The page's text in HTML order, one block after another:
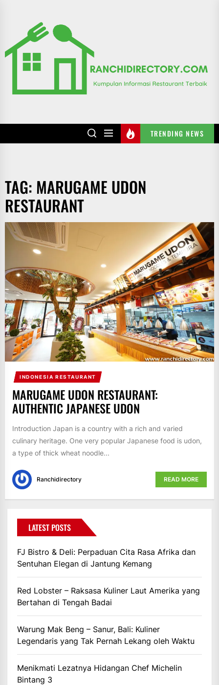
content
TRENDING NEWS
TAG: MARUGAME UDON
RESTAURANT
INDONESIA RESTAURANT
MARUGAME UDON RESTAURANT:
AUTHENTIC JAPANESE UDON
Introduction Japan is a country with a rich and varied
culinary heritage. One very popular Japanese food is udon,
a type of thick wheat noodle...
Ranchidirectory READ MORE
LATEST POSTS
FJ Bistro & Deli: Perpaduan Cita Rasa Afrika dan
Sentuhan Elegan di Jantung Kemang
Red Lobster – Raksasa Kuliner Laut Amerika yang
Bertahan di Tengah Badai
Warung Mak Beng – Sanur, Bali: Kuliner
Legendaris yang Tak Pernah Lekang oleh Waktu
Menikmati Lezatnya Hidangan Chef Michelin
Bintang 3